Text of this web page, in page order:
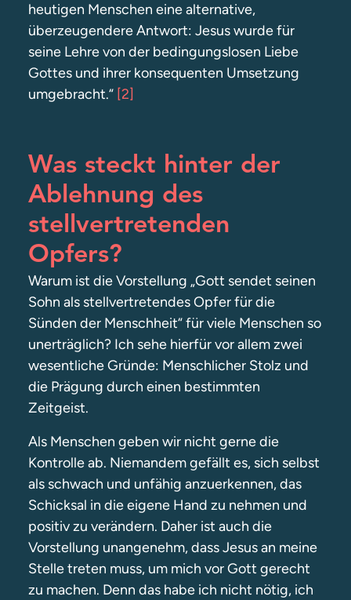
heutigen Menschen eine alternative,
überzeugendere Antwort: Jesus wurde für
seine Lehre von der bedingungslosen Liebe
Gottes und ihrer konsequenten Umsetzung
umgebracht.“ [2]
Was steckt hinter der
Ablehnung des
stellvertretenden
Opfers?
Warum ist die Vorstellung „Gott sendet seinen
Sohn als stellvertretendes Opfer für die
Sünden der Menschheit“ für viele Menschen so
unerträglich? Ich sehe hierfür vor allem zwei
wesentliche Gründe: Menschlicher Stolz und
die Prägung durch einen bestimmten
Zeitgeist.
Als Menschen geben wir nicht gerne die
Kontrolle ab. Niemandem gefällt es, sich selbst
als schwach und unfähig anzuerkennen, das
Schicksal in die eigene Hand zu nehmen und
positiv zu verändern. Daher ist auch die
Vorstellung unangenehm, dass Jesus an meine
Stelle treten muss, um mich vor Gott gerecht
zu machen. Denn das habe ich nicht nötig, ich